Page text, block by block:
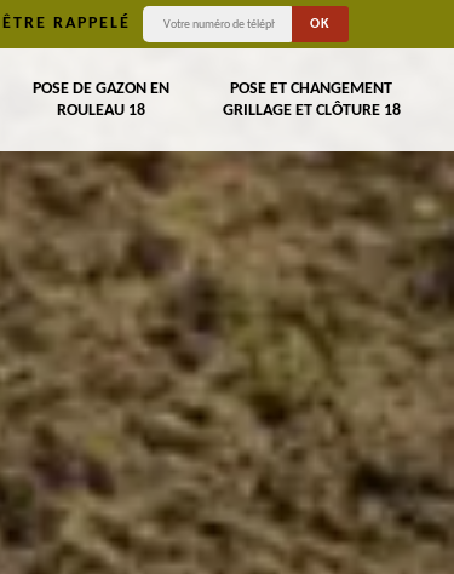
ÊTRE RAPPELÉ
POSE DE GAZON EN
ROULEAU 18
POSE ET CHANGEMENT
GRILLAGE ET CLÔTURE 18